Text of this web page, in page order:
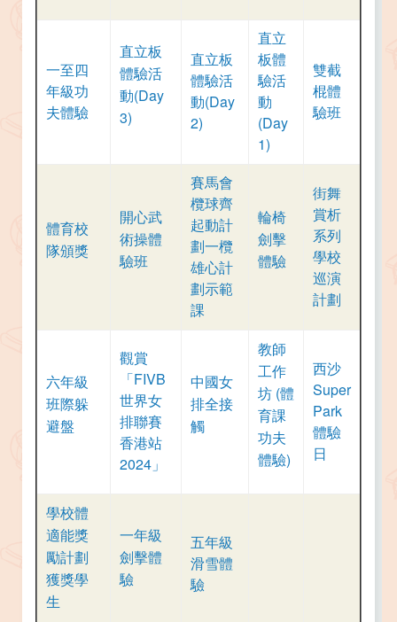
一至四
年級功
夫體驗
直立板
體驗活
動(Day
3)
直立板
體驗活
動(Day
2)
直立
板體
驗活
動
(Day
1)
雙截
棍體
驗班
體育校
隊頒獎
開心武
術操體
驗班
賽馬會
欖球齊
起動計
劃一欖
雄心計
劃示範
課
輪椅
劍擊
體驗
街舞
賞析
系列
學校
巡演
計劃
六年級
班際躲
避盤
觀賞
「FIVB
世界女
排聯賽
香港站
2024」
中國女
排全接
觸
教師
工作
坊 (體
育課
功夫
體驗)
西沙
Super
Park
體驗
日
學校體
適能獎
勵計劃
獲獎學
生
一年級
劍擊體
驗
五年級
滑雪體
驗